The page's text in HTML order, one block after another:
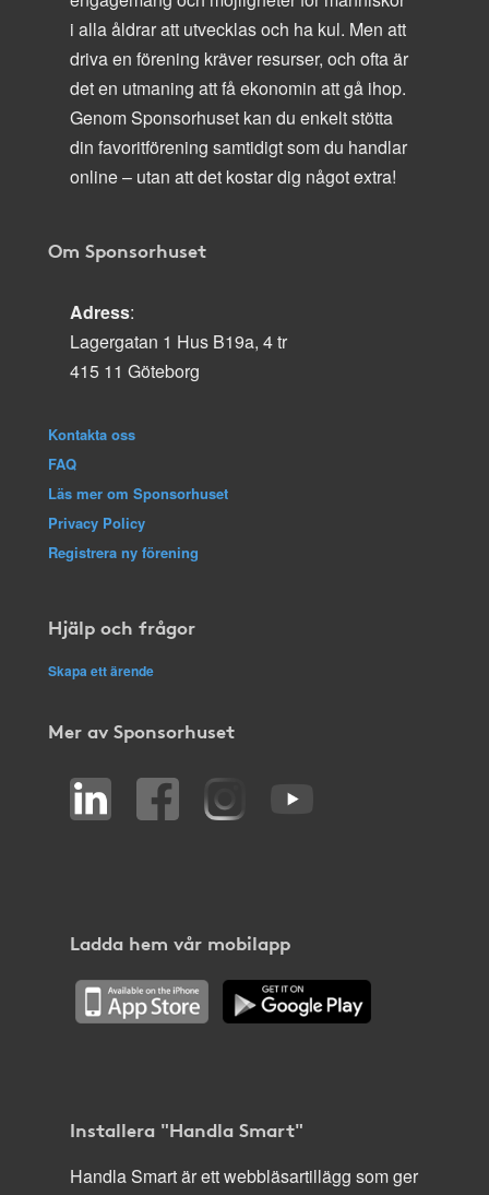
i alla åldrar att utvecklas och ha kul. Men att
driva en förening kräver resurser, och ofta är
det en utmaning att få ekonomin att gå ihop.
Genom Sponsorhuset kan du enkelt stötta
din favoritförening samtidigt som du handlar
online – utan att det kostar dig något extra!
Om Sponsorhuset
Adress:
Lagergatan 1 Hus B19a, 4 tr
415 11 Göteborg
Kontakta oss
FAQ
Läs mer om Sponsorhuset
Privacy Policy
Registrera ny förening
Hjälp och frågor
Skapa ett ärende
Mer av Sponsorhuset
Ladda hem vår mobilapp
Installera "Handla Smart"
Handla Smart är ett webbläsartillägg som ger